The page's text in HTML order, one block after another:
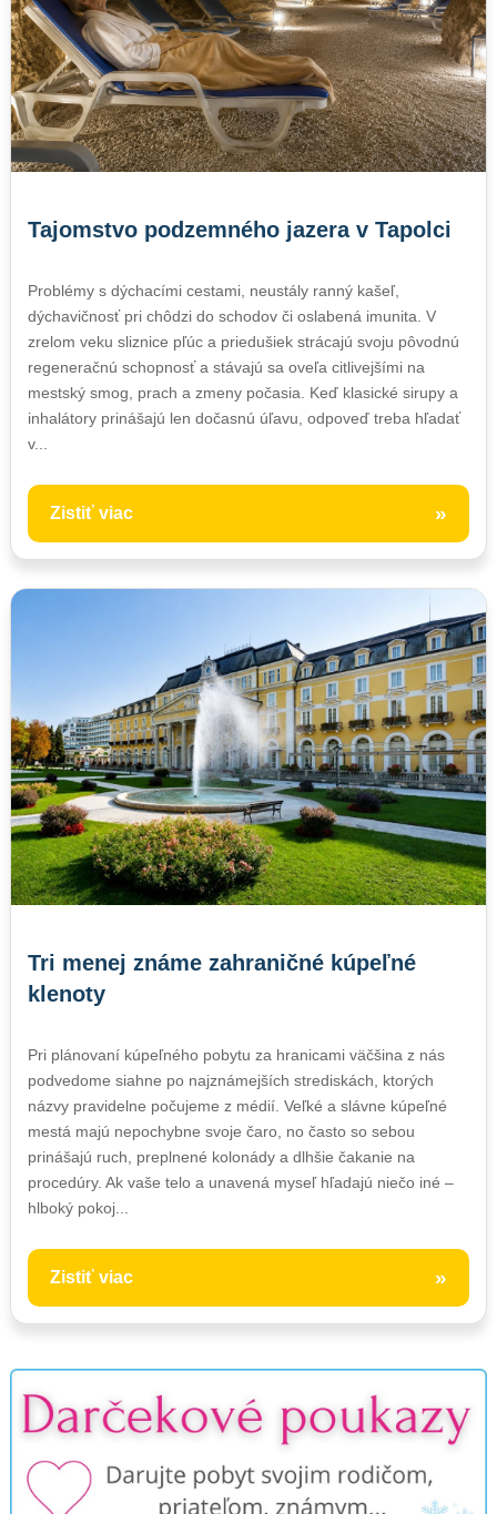
Tajomstvo podzemného jazera v Tapolci
Problémy s dýchacími cestami, neustály ranný kašeľ,
dýchavičnosť pri chôdzi do schodov či oslabená imunita. V
zrelom veku sliznice pľúc a priedušiek strácajú svoju pôvodnú
regeneračnú schopnosť a stávajú sa oveľa citlivejšími na
mestský smog, prach a zmeny počasia. Keď klasické sirupy a
inhalátory prinášajú len dočasnú úľavu, odpoveď treba hľadať
v...
Zistiť viac »
Tri menej známe zahraničné kúpeľné
klenoty
Pri plánovaní kúpeľného pobytu za hranicami väčšina z nás
podvedome siahne po najznámejších strediskách, ktorých
názvy pravidelne počujeme z médií. Veľké a slávne kúpeľné
mestá majú nepochybne svoje čaro, no často so sebou
prinášajú ruch, preplnené kolonády a dlhšie čakanie na
procedúry. Ak vaše telo a unavená myseľ hľadajú niečo iné –
hlboký pokoj...
Zistiť viac »